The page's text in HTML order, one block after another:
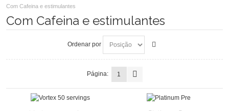
Com Cafeina e estimulantes
Com Cafeina e estimulantes
Ordenar por
Página: 1